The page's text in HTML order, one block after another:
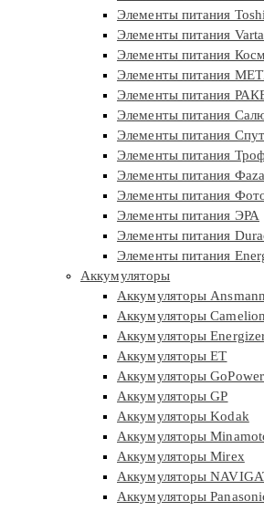
Элементы питания
Элементы питания Varta
Элементы питания
Элементы питания
Элементы питания
Элементы питания
Элементы питания
Элементы питания
Элементы питания Фaza
Элементы питания
Элементы питания ЭРА
Элементы питания
Элементы питания
Аккумуляторы
Аккумуляторы Ansmann
Аккумуляторы Camelion
Аккумуляторы
Аккумуляторы ET
Аккумуляторы GoPower
Аккумуляторы GP
Аккумуляторы Kodak
Аккумуляторы
Аккумуляторы Mirex
Аккумуляторы
Аккумуляторы